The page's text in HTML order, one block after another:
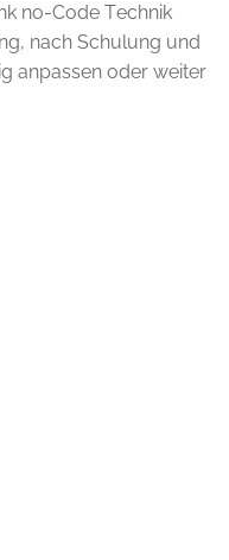
no-Code Technik
nach Schulung und
anpassen oder weiter